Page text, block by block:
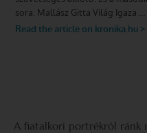
A fiatalkori portrékról ránk